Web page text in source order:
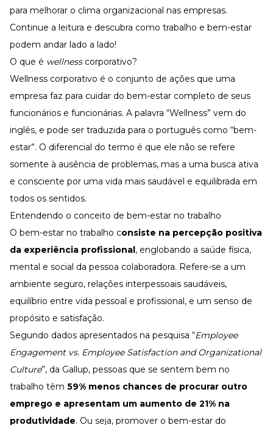
Kits
Lives
Newsletters
para melhorar o clima organizacional nas empresas.
Continue a leitura e descubra como trabalho e bem-estar
podem andar lado a lado!
O que é wellness corporativo?
Wellness corporativo é o conjunto de ações que uma
empresa faz para cuidar do bem-estar completo de seus
funcionários e funcionárias. A palavra “Wellness” vem do
inglês, e pode ser traduzida para o português como “bem-
estar”. O diferencial do termo é que ele não se refere
somente à ausência de problemas, mas a uma busca ativa
e consciente por uma vida mais saudável e equilibrada em
todos os sentidos.
Entendendo o conceito de bem-estar no trabalho
O bem-estar no trabalho consiste na percepção positiva
da experiência profissional, englobando a saúde física,
mental e social da pessoa colaboradora. Refere-se a um
ambiente seguro, relações interpessoais saudáveis,
equilíbrio entre vida pessoal e profissional, e um senso de
propósito e satisfação.
Segundo dados apresentados na pesquisa “Employee
Engagement vs. Employee Satisfaction and Organizational
Culture”, da Gallup, pessoas que se sentem bem no
trabalho têm 59% menos chances de procurar outro
emprego e apresentam um aumento de 21% na
produtividade. Ou seja, promover o bem-estar do